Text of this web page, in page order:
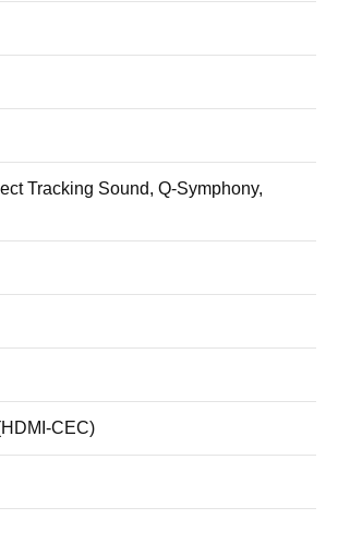
Tracking Sound, Q-Symphony,
CEC)